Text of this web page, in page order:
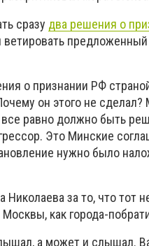
сразу два решения о
о признании РФ
он этого не
все равно должно быть
Это Минские
нужно было
Николаева за то, что тот
как города-
а может и слышал.